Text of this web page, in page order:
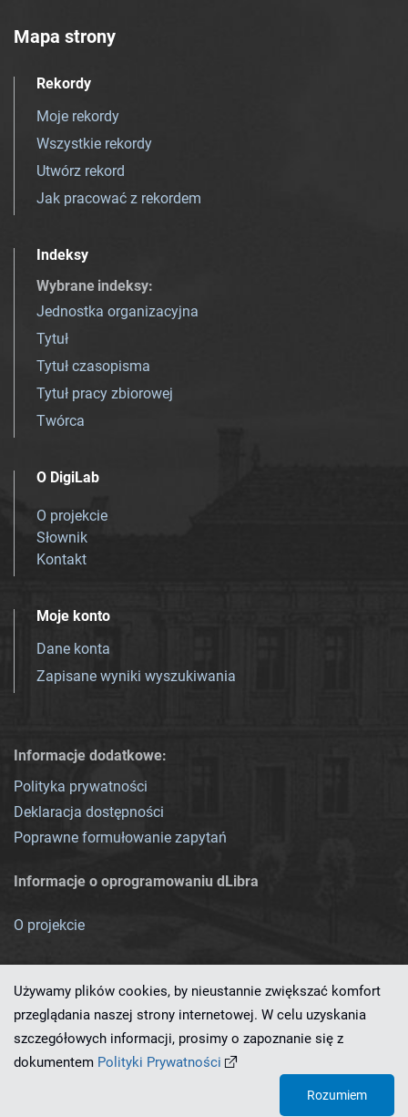
Mapa strony
Rekordy
Moje rekordy
Wszystkie rekordy
Utwórz rekord
Jak pracować z rekordem
Indeksy
Wybrane indeksy:
Jednostka organizacyjna
Tytuł
Tytuł czasopisma
Tytuł pracy zbiorowej
Twórca
O DigiLab
O projekcie
Słownik
Kontakt
Moje konto
Dane konta
Zapisane wyniki wyszukiwania
Informacje dodatkowe:
Polityka prywatności
Deklaracja dostępności
Poprawne formułowanie zapytań
Informacje o oprogramowaniu dLibra
O projekcie
Ten serwis działa dzięki oprogramowaniu
Używamy plików cookies, by nieustannie zwiększać komfort
przeglądania naszej strony internetowej. W celu uzyskania
szczegółowych informacji, prosimy o zapoznanie się z
dokumentem Polityki Prywatności
Rozumiem